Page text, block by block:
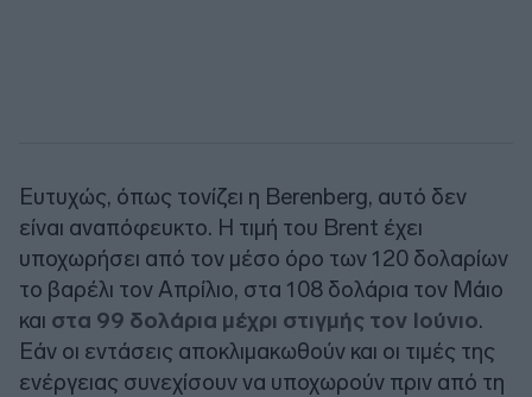
Ευτυχώς, όπως τονίζει η Berenberg, αυτό δεν
είναι αναπόφευκτο. Η τιμή του Brent έχει
υποχωρήσει από τον μέσο όρο των 120 δολαρίων
το βαρέλι τον Απρίλιο, στα 108 δολάρια τον Μάιο
και στα 99 δολάρια μέχρι στιγμής τον Ιούνιο.
Εάν οι εντάσεις αποκλιμακωθούν και οι τιμές της
ενέργειας συνεχίσουν να υποχωρούν πριν από τη